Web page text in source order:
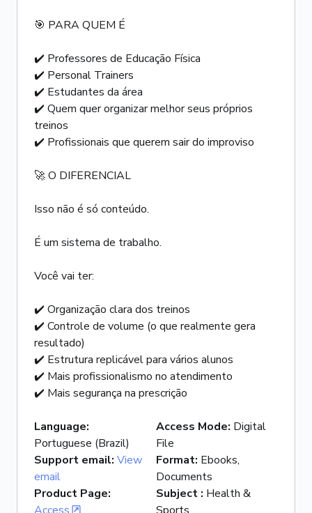
🎯 PARA QUEM É
✔️ Professores de Educação Física
✔️ Personal Trainers
✔️ Estudantes da área
✔️ Quem quer organizar melhor seus próprios
treinos
✔️ Profissionais que querem sair do improviso
🚀 O DIFERENCIAL
Isso não é só conteúdo.
É um sistema de trabalho.
Você vai ter:
✔️ Organização clara dos treinos
✔️ Controle de volume (o que realmente gera
resultado)
✔️ Estrutura replicável para vários alunos
✔️ Mais profissionalismo no atendimento
✔️ Mais segurança na prescrição
Language:
Portuguese (Brazil)
Support email: View
email
Product Page:
Access Mode: Digital
File
Format: Ebooks,
Documents
Subject : Health &